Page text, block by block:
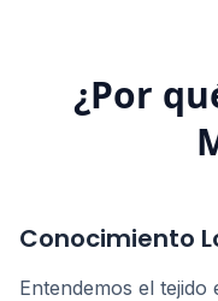
¿Por
Conocimiento
Entendemos el tejido